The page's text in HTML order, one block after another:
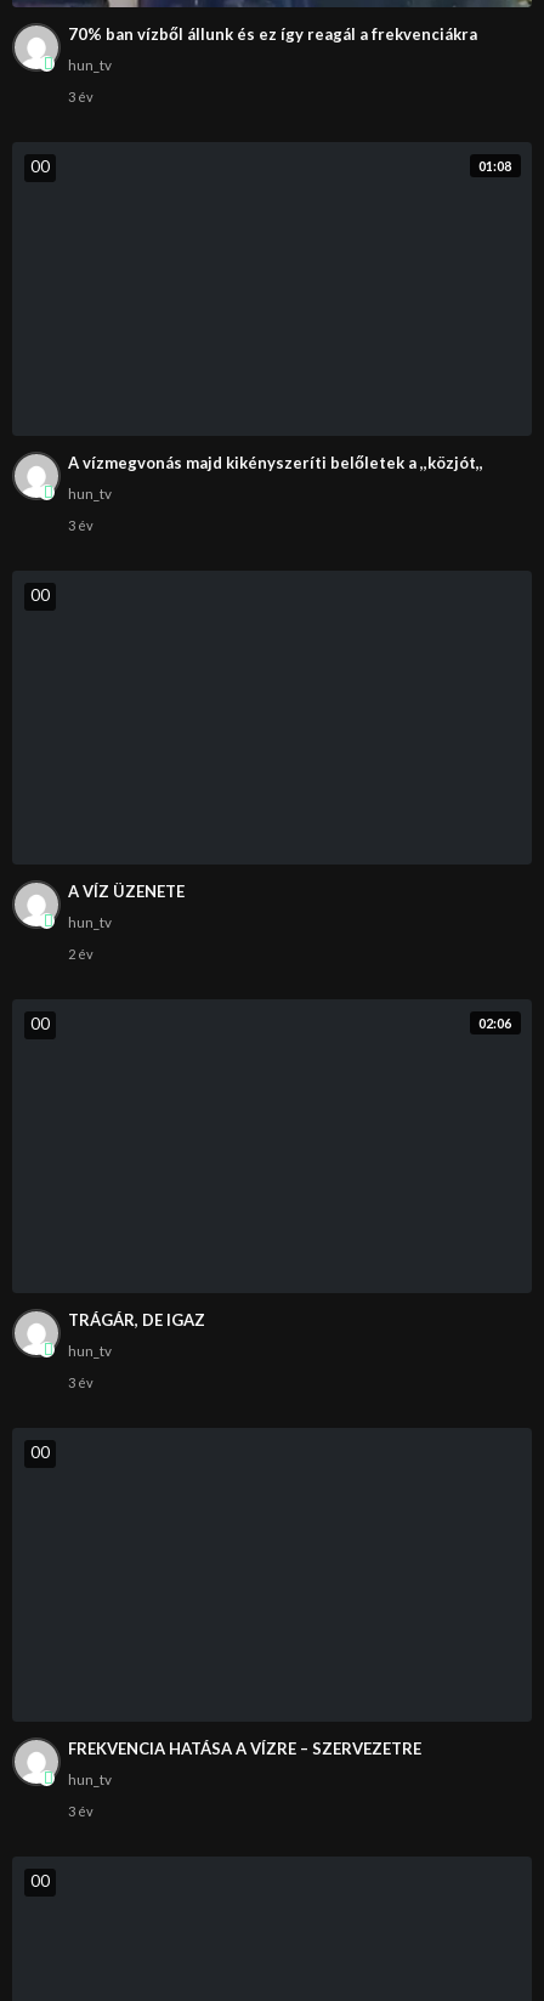
70% ban vízből állunk és ez így reagál a frekvenciákra
hun_tv
3 év
01:08
00
A vízmegvonás majd kikényszeríti belőletek a ,,közjót,,
hun_tv
3 év
00
A VÍZ ÜZENETE
hun_tv
2 év
02:06
00
TRÁGÁR, DE IGAZ
hun_tv
3 év
00
FREKVENCIA HATÁSA A VÍZRE – SZERVEZETRE
hun_tv
3 év
00